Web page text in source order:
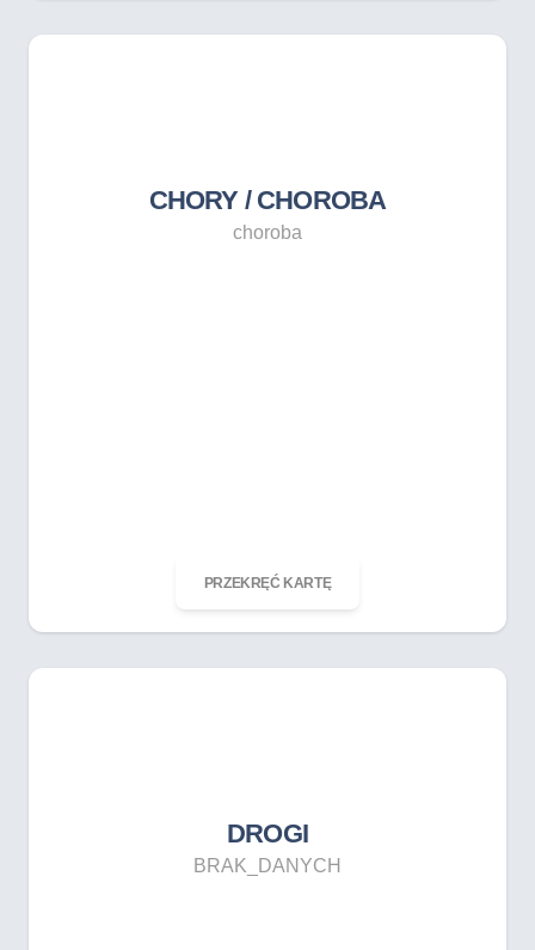
CHORY / CHOROBA
choroba
PRZEKRĘĆ KARTĘ
ODKRĘĆ KARTĘ
DROGI
BRAK_DANYCH